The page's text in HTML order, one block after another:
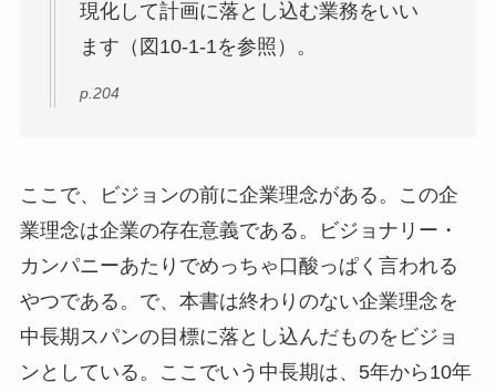
現化して計画に落とし込む業務をいい
ます（図10-1-1を参照）。
p.204
ここで、ビジョンの前に企業理念がある。この企
業理念は企業の存在意義である。ビジョナリー・
カンパニーあたりでめっちゃ口酸っぱく言われる
やつである。で、本書は終わりのない企業理念を
中長期スパンの目標に落とし込んだものをビジョ
ンとしている。ここでいう中長期は、5年から10年